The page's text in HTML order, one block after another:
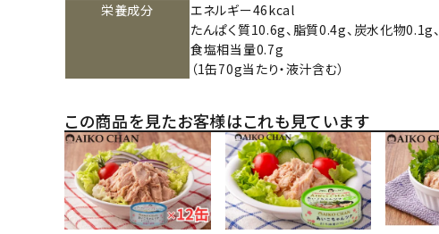
栄養成分
エネルギー46kcal
たんぱく質10.6g、脂質0.4g、炭水化物0.1g、
食塩相当量0.7g
（1缶70g当たり・液汁含む）
この商品を見たお客様はこれも見ています